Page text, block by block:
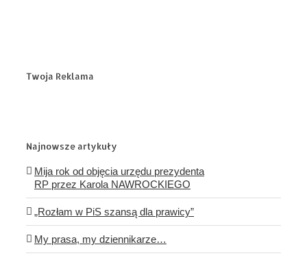
Twoja Reklama
Najnowsze artykuły
Mija rok od objęcia urzędu prezydenta
RP przez Karola NAWROCKIEGO
„Rozłam w PiS szansą dla prawicy”
My prasa, my dziennikarze…